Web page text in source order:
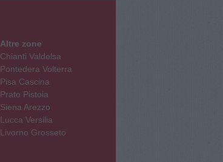
Altre zone
Chianti Valdelsa
Pontedera Volterra
Pisa Cascina
Prato Pistoia
Siena Arezzo
Lucca Versilia
Livorno Grosseto